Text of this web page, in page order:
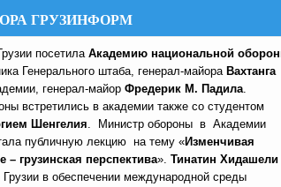
ГРУЗИНФОРМ
посетила Академию национальной
Генерального штаба, генерал-майора Вахтанга
генерал-майор Фредерик М. Падила.
встретились в академии также со студентом
Шенгелия. Министр обороны в Академии
публичную лекцию на тему «Изменчивая
– грузинская перспектива». Тинатин Хидашели
в обеспечении международной среды